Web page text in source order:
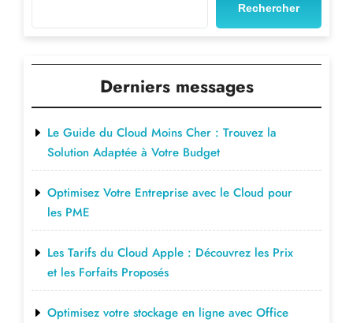
Rechercher
Derniers messages
Le Guide du Cloud Moins Cher : Trouvez la
Solution Adaptée à Votre Budget
Optimisez Votre Entreprise avec le Cloud pour
les PME
Les Tarifs du Cloud Apple : Découvrez les Prix
et les Forfaits Proposés
Optimisez votre stockage en ligne avec Office